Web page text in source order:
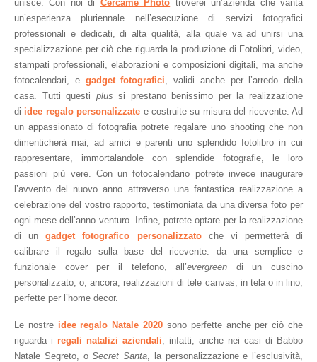
unisce. Con noi di Cercame Photo troverei un’azienda che vanta
un’esperienza pluriennale nell’esecuzione di servizi fotografici
professionali e dedicati, di alta qualità, alla quale va ad unirsi una
specializzazione per ciò che riguarda la produzione di Fotolibri, video,
stampati professionali, elaborazioni e composizioni digitali, ma anche
fotocalendari, e gadget fotografici , validi anche per l’arredo della
casa. Tutti questi plus si prestano benissimo per la realizzazione
di idee regalo personalizzate e costruite su misura del ricevente. Ad
un appassionato di fotografia potrete regalare uno shooting che non
dimenticherà mai, ad amici e parenti uno splendido fotolibro in cui
rappresentare, immortalandole con splendide fotografie, le loro
passioni più vere. Con un fotocalendario potrete invece inaugurare
l’avvento del nuovo anno attraverso una fantastica realizzazione a
celebrazione del vostro rapporto, testimoniata da una diversa foto per
ogni mese dell’anno venturo. Infine, potrete optare per la realizzazione
di un gadget fotografico personalizzato
che vi permetterà di
calibrare il regalo sulla base del ricevente: da una semplice e
funzionale cover per il telefono, all’evergreen di un cuscino
personalizzato, o, ancora, realizzazioni di tele canvas, in tela o in lino,
perfette per l’home decor.
Le nostre idee regalo Natale 2020 sono perfette anche per ciò che
riguarda i regali natalizi aziendali , infatti, anche nei casi di Babbo
Natale Segreto, o Secret Santa , la personalizzazione e l’esclusività,